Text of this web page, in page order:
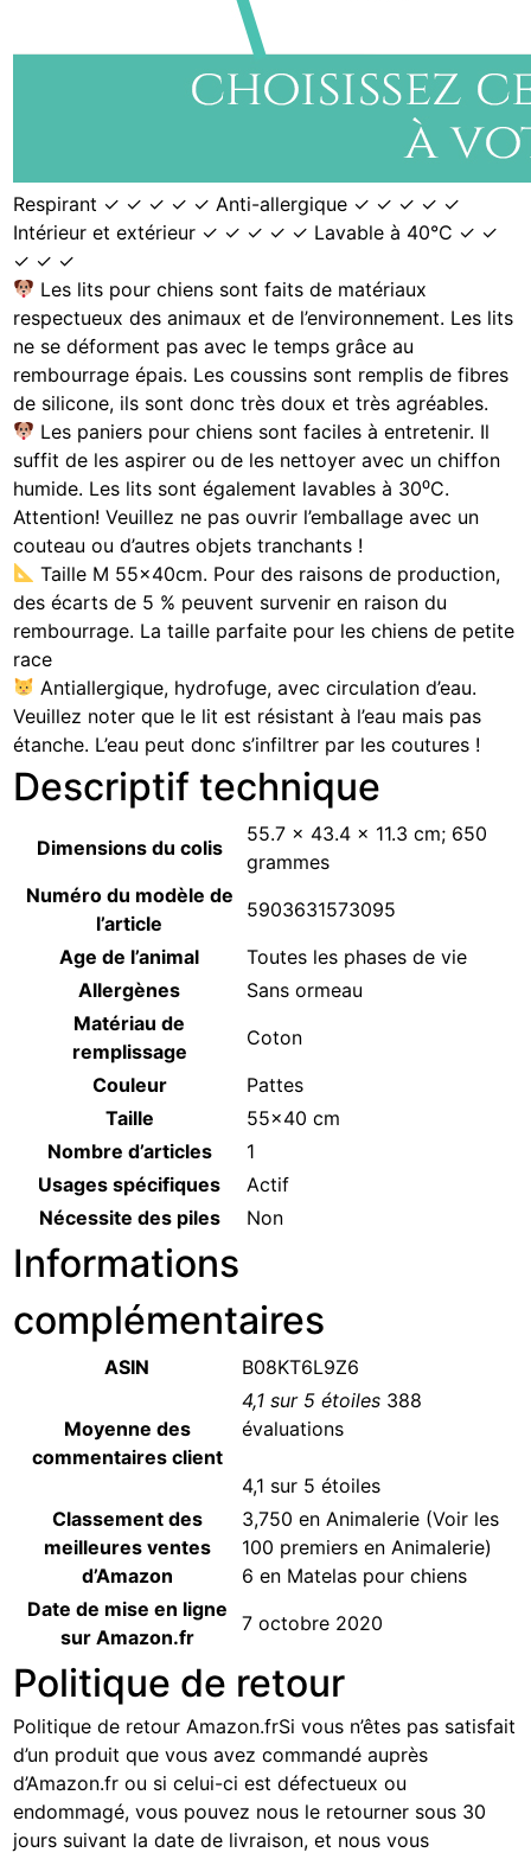
Respirant ✓ ✓ ✓ ✓ ✓ Anti-allergique ✓ ✓ ✓ ✓ ✓
Intérieur et extérieur ✓ ✓ ✓ ✓ ✓ Lavable à 40°C ✓ ✓
✓ ✓ ✓
Les lits pour chiens sont faits de matériaux
respectueux des animaux et de l’environnement. Les lits
ne se déforment pas avec le temps grâce au
rembourrage épais. Les coussins sont remplis de fibres
de silicone, ils sont donc très doux et très agréables.
Les paniers pour chiens sont faciles à entretenir. Il
suffit de les aspirer ou de les nettoyer avec un chiffon
humide. Les lits sont également lavables à 30⁰C.
Attention! Veuillez ne pas ouvrir l’emballage avec un
couteau ou d’autres objets tranchants !
Taille M 55x40cm. Pour des raisons de production,
des écarts de 5 % peuvent survenir en raison du
rembourrage. La taille parfaite pour les chiens de petite
race
Antiallergique, hydrofuge, avec circulation d’eau.
Veuillez noter que le lit est résistant à l’eau mais pas
étanche. L’eau peut donc s’infiltrer par les coutures !
Descriptif technique
Dimensions du colis
‎55.7 x 43.4 x 11.3 cm; 650
grammes
Numéro du modèle de
l’article
‎5903631573095
Age de l’animal
‎Toutes les phases de vie
Allergènes
‎Sans ormeau
Matériau de
remplissage
‎Coton
Couleur
‎Pattes
Taille
‎55×40 cm
Nombre d’articles
‎1
Usages spécifiques
‎Actif
Nécessite des piles
‎Non
Informations
complémentaires
ASIN B08KT6L9Z6
Moyenne des
commentaires client
4,1 sur 5 étoiles 388
évaluations
4,1 sur 5 étoiles
Classement des
meilleures ventes
d’Amazon
3,750 en Animalerie (Voir les
100 premiers en Animalerie)
6 en Matelas pour chiens
Date de mise en ligne
sur Amazon.fr
7 octobre 2020
Politique de retour
Politique de retour Amazon.frSi vous n’êtes pas satisfait
d’un produit que vous avez commandé auprès
d’Amazon.fr ou si celui-ci est défectueux ou
endommagé, vous pouvez nous le retourner sous 30
jours suivant la date de livraison, et nous vous